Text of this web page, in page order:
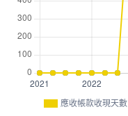
應收帳款收現天數